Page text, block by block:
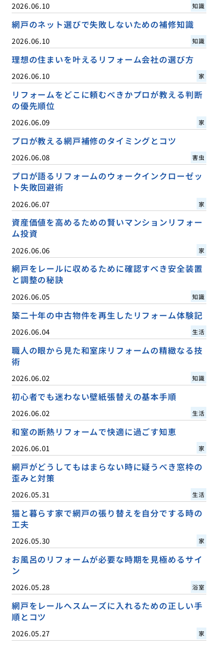
2026.06.10 知識
網戸のネット選びで失敗しないための補修知識
2026.06.10 知識
理想の住まいを叶えるリフォーム会社の選び方
2026.06.10 家
リフォームをどこに頼むべきかプロが教える判断
の優先順位
2026.06.09 家
プロが教える網戸補修のタイミングとコツ
2026.06.08 害虫
プロが語るリフォームのウォークインクローゼッ
ト失敗回避術
2026.06.07 家
資産価値を高めるための賢いマンションリフォー
ム投資
2026.06.06 家
網戸をレールに収めるために確認すべき安全装置
と調整の秘訣
2026.06.05 知識
築二十年の中古物件を再生したリフォーム体験記
2026.06.04 生活
職人の眼から見た和室床リフォームの精緻なる技
術
2026.06.02 知識
初心者でも迷わない壁紙張替えの基本手順
2026.06.02 生活
和室の断熱リフォームで快適に過ごす知恵
2026.06.01 家
網戸がどうしてもはまらない時に疑うべき窓枠の
歪みと対策
2026.05.31 生活
猫と暮らす家で網戸の張り替えを自分でする時の
工夫
2026.05.30 家
お風呂のリフォームが必要な時期を見極めるサイ
ン
2026.05.28 浴室
網戸をレールへスムーズに入れるための正しい手
順とコツ
2026.05.27 家